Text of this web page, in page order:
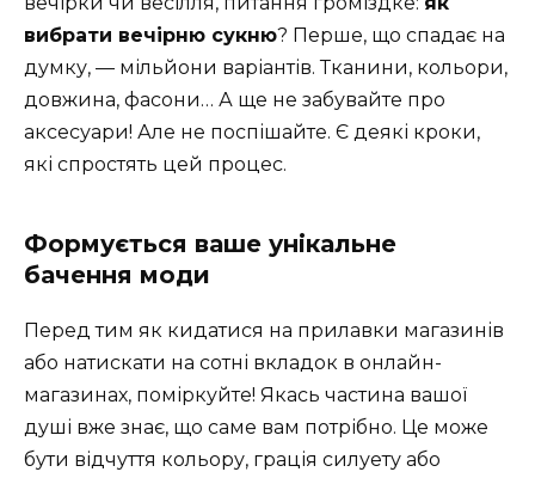
вибрати вечірню сукню? Перше, що спадає на
думку, — мільйони варіантів. Тканини, кольори,
довжина, фасони… А ще не забувайте про
аксесуари! Але не поспішайте. Є деякі кроки,
які спростять цей процес.
Формується ваше унікальне
бачення моди
Перед тим як кидатися на прилавки магазинів
або натискати на сотні вкладок в онлайн-
магазинах, поміркуйте! Якась частина вашої
душі вже знає, що саме вам потрібно. Це може
бути відчуття кольору, грація силуету або